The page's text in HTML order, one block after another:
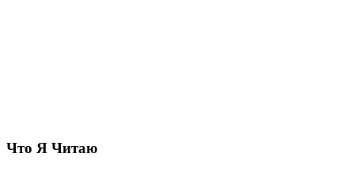
Что Я Читаю